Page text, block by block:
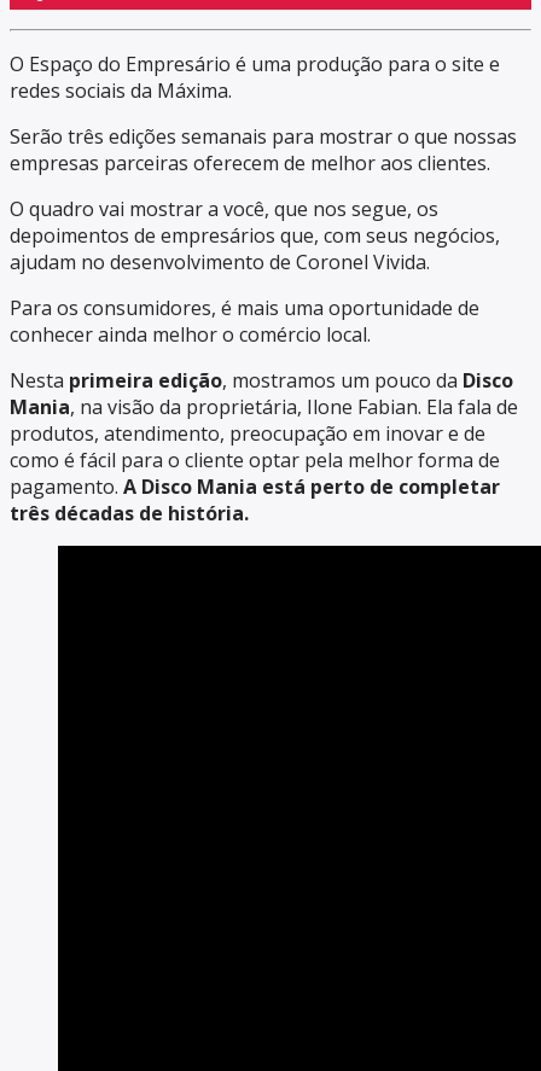
O Espaço do Empresário é uma produção para o site e
redes sociais da Máxima.
Serão três edições semanais para mostrar o que nossas
empresas parceiras oferecem de melhor aos clientes.
O quadro vai mostrar a você, que nos segue, os
depoimentos de empresários que, com seus negócios,
ajudam no desenvolvimento de Coronel Vivida.
Para os consumidores, é mais uma oportunidade de
conhecer ainda melhor o comércio local.
Nesta primeira edição, mostramos um pouco da Disco
Mania, na visão da proprietária, Ilone Fabian. Ela fala de
produtos, atendimento, preocupação em inovar e de
como é fácil para o cliente optar pela melhor forma de
pagamento. A Disco Mania está perto de completar
três décadas de história.